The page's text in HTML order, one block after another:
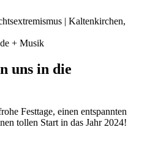
| Kaltenkirchen,
+ Musik
uns in die
Festtage, einen entspannten
tollen Start in das Jahr 2024!